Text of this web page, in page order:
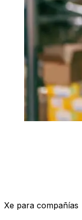
Xe para compañías